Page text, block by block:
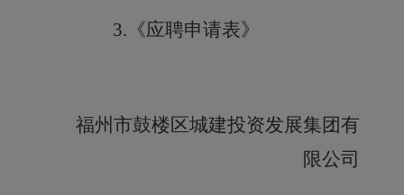
3. 《应聘申请表》
福州市鼓楼区城建投资发展集团有
限公司